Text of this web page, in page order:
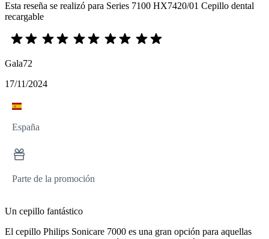
Esta reseña se realizó para Series 7100 HX7420/01 Cepillo dental
recargable
Gala72
17/11/2024
España
Parte de la promoción
Un cepillo fantástico
El cepillo Philips Sonicare 7000 es una gran opción para aquellas